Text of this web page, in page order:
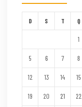
D S T Q
1
5 6 7 8
12 13 14 15
19 20 21 22